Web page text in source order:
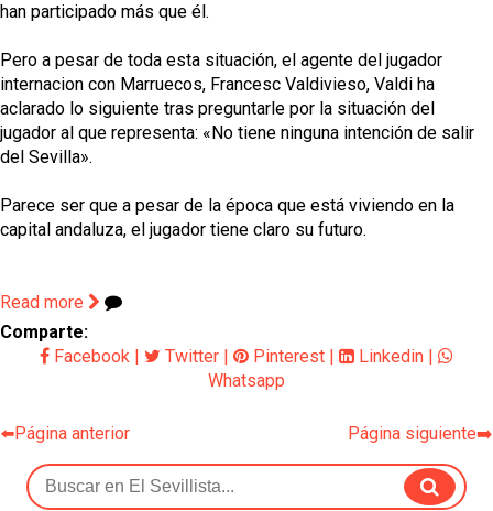
han participado más que él.
Pero a pesar de toda esta situación, el agente del jugador
internacion con Marruecos, Francesc Valdivieso, Valdi ha
aclarado lo siguiente tras preguntarle por la situación del
jugador al que representa: «No tiene ninguna intención de salir
del Sevilla».
Parece ser que a pesar de la época que está viviendo en la
capital andaluza, el jugador tiene claro su futuro.
Read more
Comparte:
Facebook
Twitter Pinterest Linkedin
Whatsapp
⬅️Página anterior Página siguiente➡️